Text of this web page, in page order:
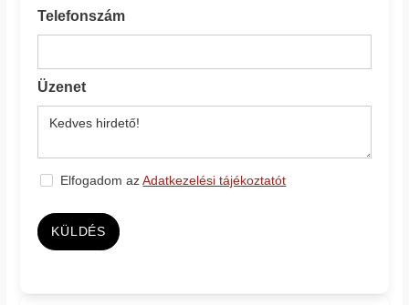
Telefonszám
Üzenet
Elfogadom azAdatkezelési tájékoztatót
KÜLDÉS